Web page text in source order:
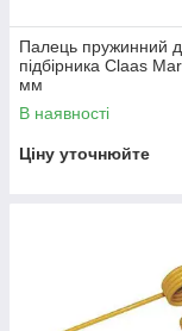
Палець пружинний
підбірника Claas
мм
В наявності
Ціну уточнюйте